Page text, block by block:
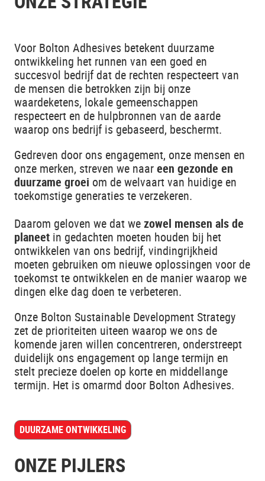
Voor Bolton Adhesives betekent duurzame
ontwikkeling het runnen van een goed en
succesvol bedrijf dat de rechten respecteert van
de mensen die betrokken zijn bij onze
waardeketens, lokale gemeenschappen
respecteert en de hulpbronnen van de aarde
waarop ons bedrijf is gebaseerd, beschermt.
Gedreven door ons engagement, onze mensen en
onze merken, streven we naareen gezonde en
duurzame groei om de welvaart van huidige en
toekomstige generaties te verzekeren.
Daarom geloven we dat wezowel mensen als de
planeet in gedachten moeten houden bij het
ontwikkelen van ons bedrijf, vindingrijkheid
moeten gebruiken om nieuwe oplossingen voor de
toekomst te ontwikkelen en de manier waarop we
dingen elke dag doen te verbeteren.
Onze Bolton Sustainable Development Strategy
zet de prioriteiten uiteen waarop we ons de
komende jaren willen concentreren, onderstreept
duidelijk ons engagement op lange termijn en
stelt precieze doelen op korte en middellange
termijn. Het is omarmd door Bolton Adhesives.
DUURZAME ONTWIKKELING
ONZE PIJLERS